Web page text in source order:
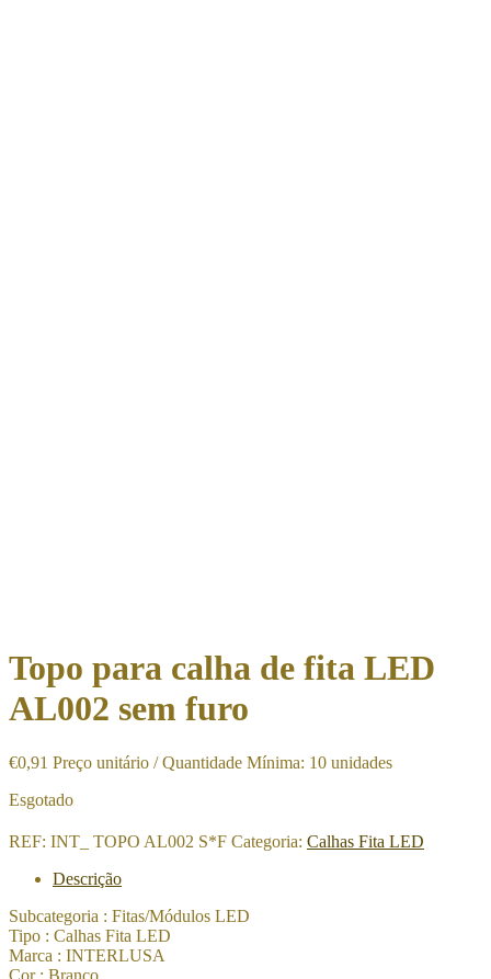
Topo para calha de fita LED
AL002 sem furo
€0,91 Preço unitário / Quantidade Mínima: 10 unidades
Esgotado
REF: INT_ TOPO AL002 S*F Categoria: Calhas Fita LED
Descrição
Subcategoria : Fitas/Módulos LED
Tipo : Calhas Fita LED
Marca : INTERLUSA
Cor : Branco